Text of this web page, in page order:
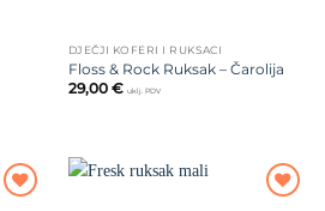
DJEČJI KOFERI I RUKSACI
Floss & Rock Ruksak – Čarolija
29,00 € uklj. PDV